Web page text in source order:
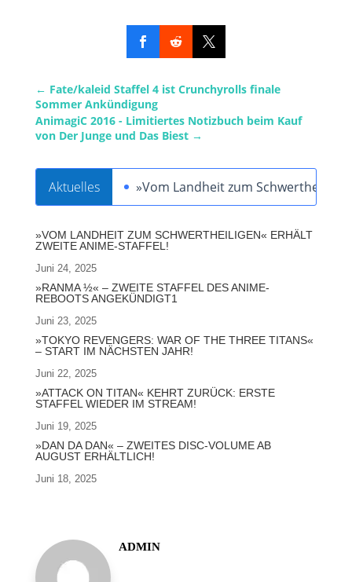
← Fate/kaleid Staffel 4 ist Crunchyrolls finale
Sommer Ankündigung
AnimagiC 2016 - Limitiertes Notizbuch beim Kauf
von Der Junge und Das Biest→
Aktuelles »Vom Landheit zum
»VOM LANDHEIT ZUM SCHWERTHEILIGEN« ERHÄLT
ZWEITE ANIME-STAFFEL!
Juni 24, 2025
»RANMA ½« – ZWEITE STAFFEL DES ANIME-
REBOOTS ANGEKÜNDIGT1
Juni 23, 2025
»TOKYO REVENGERS: WAR OF THE THREE TITANS«
– START IM NÄCHSTEN JAHR!
Juni 22, 2025
»ATTACK ON TITAN« KEHRT ZURÜCK: ERSTE
STAFFEL WIEDER IM STREAM!
Juni 19, 2025
»DAN DA DAN« – ZWEITES DISC-VOLUME AB
AUGUST ERHÄLTLICH!
Juni 18, 2025
ADMIN